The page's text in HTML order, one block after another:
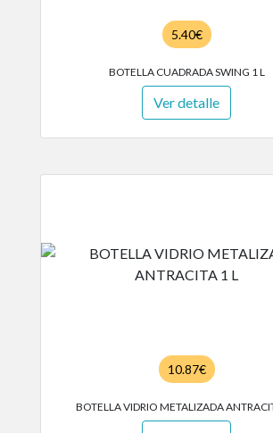
5.40€
BOTELLA CUADRADA SWING 1 L
Ver detalle
10.87€
BOTELLA VIDRIO METALIZADA